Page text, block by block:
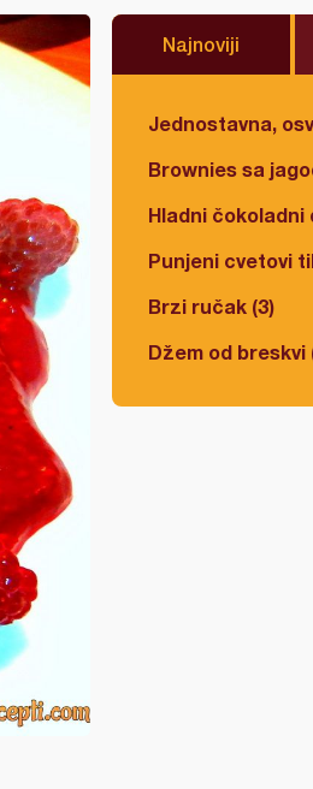
Najnoviji
Jednostavna,
Brownies sa
Hladni čokoladni
Punjeni cvetovi
Brzi ručak (3)
Džem od breskvi